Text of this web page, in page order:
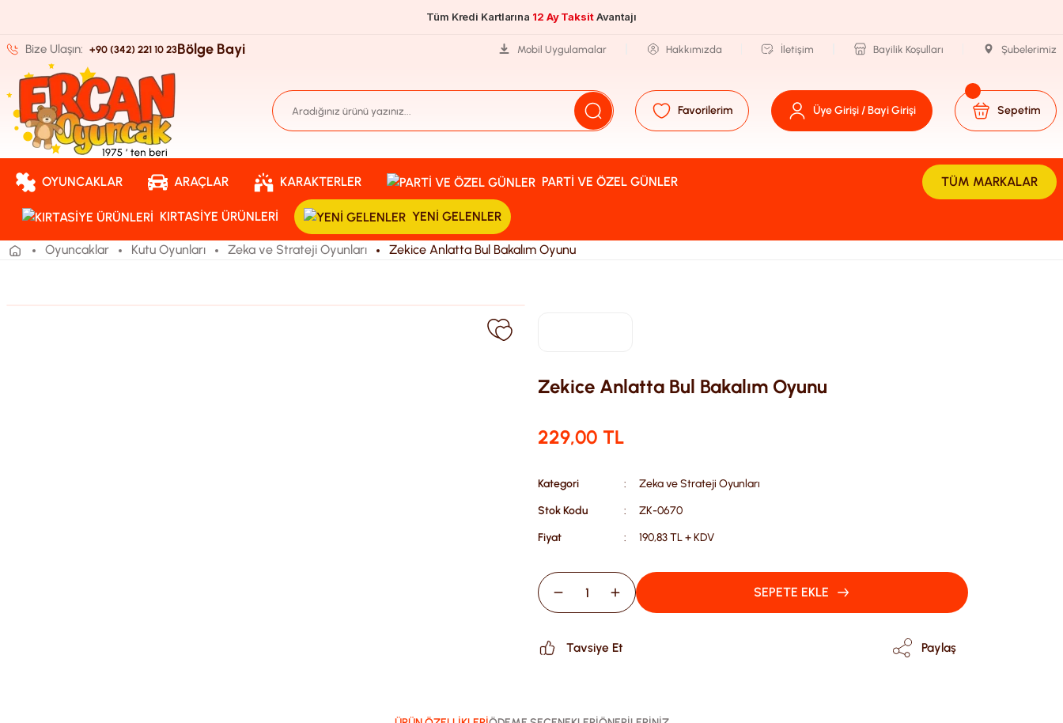
Tüm Kredi Kartlarına 12 Ay TaksitAvantajı
Bize Ulaşın: +90 (342) 221 10 23Bölge Bayi Mobil Uygulamalar Hakkımızda İletişim Bayilik Koşulları Şubelerimiz
Favorilerim Üye Girişi / Bayi Girişi Sepetim
OYUNCAKLAR ARAÇLAR KARAKTERLER PARTI VE ÖZEL GÜNLER
KIRTASIYE ÜRÜNLERI YENI GELENLER
TÜM MARKALAR
Oyuncaklar Kutu Oyunları Zeka ve Strateji Oyunları Zekice Anlatta Bul Bakalım Oyunu
Zekice Anlatta Bul Bakalım Oyunu
229,00 TL
Kategori
Zeka ve Strateji Oyunları
Stok Kodu
ZK-0670
Fiyat
190,83 TL + KDV
SEPETE EKLE
Tavsiye Et Paylaş